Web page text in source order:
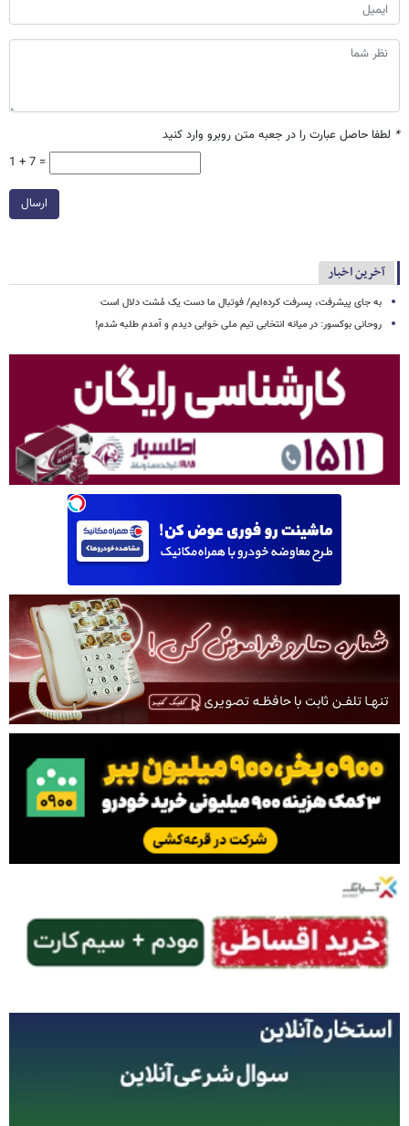
* لطفا حاصل عبارت را در جعبه متن روبرو وارد کنید
1 + 7 =
ارسال
آخرین اخبار
به جای پیشرفت، پسرفت کرده‌ایم/ فوتبال ما دست یک مُشت دلال است
روحانی بوکسور: در میانه انتخابی تیم ملی خوابی دیدم و آمدم طلبه شدم!